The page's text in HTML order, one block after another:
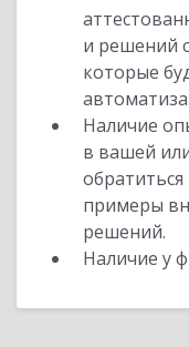
и решений
которые
Наличие
в вашей
примеры
решений.
Наличие у